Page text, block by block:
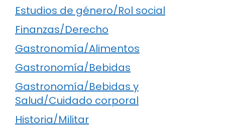
Estudios de género/Rol social
Finanzas/Derecho
Gastronomía/Alimentos
Gastronomía/Bebidas
Gastronomía/Bebidas y
Salud/Cuidado corporal
Historia/Militar